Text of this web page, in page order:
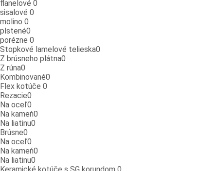
flanelové 0
sisalové 0
molino 0
plstené0
porézne 0
Stopkové lamelové telieska0
Z brúsneho plátna0
Z rúna0
Kombinované0
Flex kotúče 0
Rezacie0
Na oceľ0
Na kameň0
Na liatinu0
Brúsne0
Na oceľ0
Na kameň0
Na liatinu0